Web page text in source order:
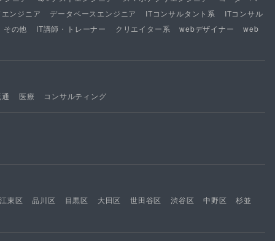
ンジニア データベースエンジニア ITコンサルタント系
ITコンサル
その他 IT講師・トレーナー クリエイター系 webデザイナー
web
医療 コンサルティング
江東区 品川区 目黒区 大田区 世田谷区 渋谷区 中野区
杉並